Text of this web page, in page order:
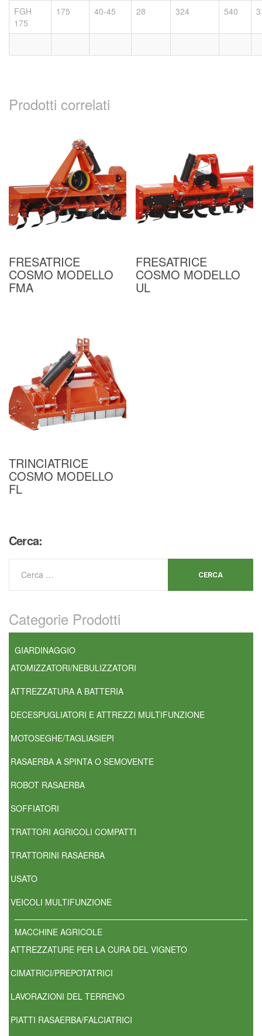
FGH
175
175 40-45 28 324 540 3
Prodotti correlati
FRESATRICE
COSMO MODELLO
FMA
FRESATRICE
COSMO MODELLO
UL
TRINCIATRICE
COSMO MODELLO
FL
Cerca:
Categorie Prodotti
GIARDINAGGIO
ATOMIZZATORI/NEBULIZZATORI
ATTREZZATURA A BATTERIA
DECESPUGLIATORI E ATTREZZI MULTIFUNZIONE
MOTOSEGHE/TAGLIASIEPI
RASAERBA A SPINTA O SEMOVENTE
ROBOT RASAERBA
SOFFIATORI
TRATTORI AGRICOLI COMPATTI
TRATTORINI RASAERBA
USATO
VEICOLI MULTIFUNZIONE
MACCHINE AGRICOLE
ATTREZZATURE PER LA CURA DEL VIGNETO
CIMATRICI/PREPOTATRICI
LAVORAZIONI DEL TERRENO
PIATTI RASAERBA/FALCIATRICI